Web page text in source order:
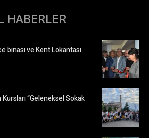
HABERLER
binası ve Kent Lokantası
Kursları “Geleneksel Sokak